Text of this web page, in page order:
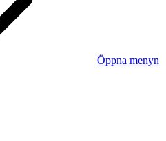
Öppna menyn